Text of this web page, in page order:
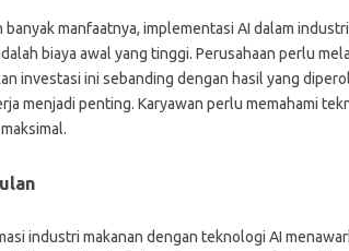
banyak manfaatnya, implementasi AI dalam
biaya awal yang tinggi. Perusahaan perlu
investasi ini sebanding dengan hasil yang
menjadi penting. Karyawan perlu memahami
industri makanan dengan teknologi AI